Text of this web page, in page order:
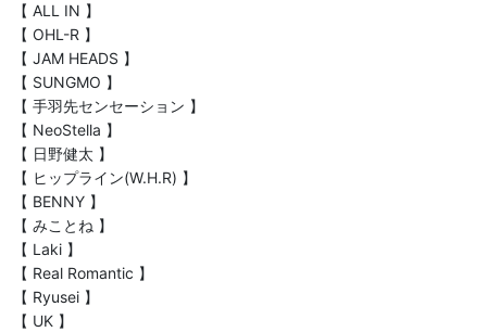
【 ALL IN 】
【 OHL-R 】
【 JAM HEADS 】
【 SUNGMO 】
【 手羽先センセーション 】
【 NeoStella 】
【 日野健太 】
【 ヒップライン(W.H.R) 】
【 BENNY 】
【 みことね 】
【 Laki 】
【 Real Romantic 】
【 Ryusei 】
【 UK 】